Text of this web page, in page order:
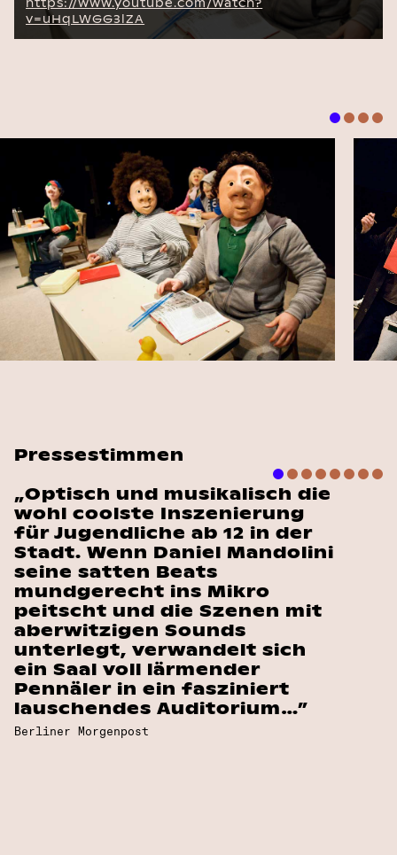
https://www.youtube.com/watch?
v=uHqLWGG3lZA
Pressestimmen
„Optisch und musikalisch die
wohl coolste Inszenierung
für Jugendliche ab 12 in der
Stadt. Wenn Daniel Mandolini
seine satten Beats
mundgerecht ins Mikro
peitscht und die Szenen mit
aberwitzigen Sounds
unterlegt, verwandelt sich
ein Saal voll lärmender
Pennäler in ein fasziniert
lauschendes Auditorium…”
Berliner Morgenpost